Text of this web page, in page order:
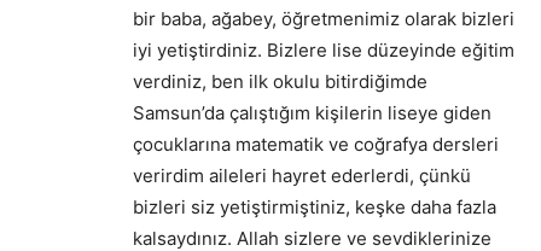
bir baba, ağabey, öğretmenimiz olarak bizleri
iyi yetiştirdiniz. Bizlere lise düzeyinde eğitim
verdiniz, ben ilk okulu bitirdiğimde
Samsun’da çalıştığım kişilerin liseye giden
çocuklarına matematik ve coğrafya dersleri
verirdim aileleri hayret ederlerdi, çünkü
bizleri siz yetiştirmiştiniz, keşke daha fazla
kalsaydınız. Allah sizlere ve sevdiklerinize